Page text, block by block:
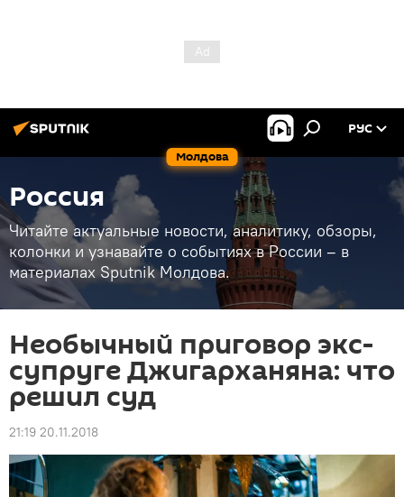
Молдова
РУС
Россия
Читайте актуальные новости, аналитику, обзоры,
колонки и узнавайте о событиях в России – в
материалах Sputnik Молдова.
Необычный приговор экс-
супруге Джигарханяна: что
решил суд
21:19 20.11.2018